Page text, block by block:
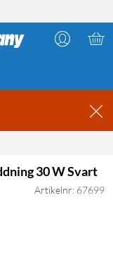
30 W Svart
Artikelnr: 67699